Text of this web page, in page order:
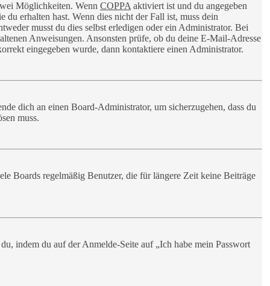
Möglichkeiten. Wenn COPPA aktiviert ist und du angegeben
du erhalten hast. Wenn dies nicht der Fall ist, muss dein
musst du dies selbst erledigen oder ein Administrator. Bei
Anweisungen. Ansonsten prüfe, ob du deine E-Mail-Adresse
eingegeben wurde, dann kontaktiere einen Administrator.
dich an einen Board-Administrator, um sicherzugehen, dass du
muss.
Boards regelmäßig Benutzer, die für längere Zeit keine Beiträge
indem du auf der Anmelde-Seite auf „Ich habe mein Passwort